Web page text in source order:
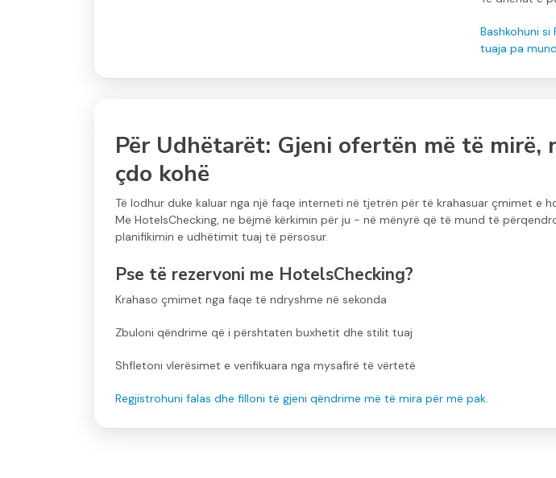
Bashkohuni
tuaja pa
Për Udhëtarët: Gjeni ofertën më të mirë,
çdo kohë
Të lodhur duke kaluar nga një faqe interneti në tjetrën për të krahasuar çmimet e
Me HotelsChecking, ne bëjmë kërkimin për ju - në mënyrë që të mund të
planifikimin e udhëtimit tuaj të përsosur.
Pse të rezervoni me HotelsChecking?
Krahaso çmimet nga faqe të ndryshme në sekonda
Zbuloni qëndrime që i përshtaten buxhetit dhe stilit tuaj
Shfletoni vlerësimet e verifikuara nga mysafirë të vërtetë
Regjistrohuni falas dhe filloni të gjeni qëndrime më të mira për më pak.